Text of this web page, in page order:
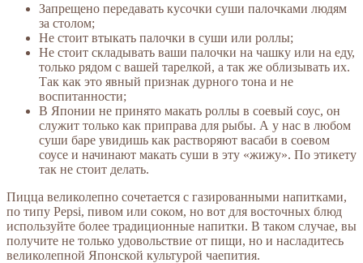
Запрещено передавать кусочки суши палочками людям
за столом;
Не стоит втыкать палочки в суши или роллы;
Не стоит складывать ваши палочки на чашку или на еду,
только рядом с вашей тарелкой, а так же облизывать их.
Так как это явный признак дурного тона и не
воспитанности;
В Японии не принято макать роллы в соевый соус, он
служит только как приправа для рыбы. А у нас в любом
суши баре увидишь как растворяют васаби в соевом
соусе и начинают макать суши в эту «жижу». По этикету
так не стоит делать.
Пицца великолепно сочетается с газированными напитками,
по типу Pepsi, пивом или соком, но вот для восточных блюд
используйте более традиционные напитки. В таком случае, вы
получите не только удовольствие от пищи, но и насладитесь
великолепной Японской культурой чаепития.